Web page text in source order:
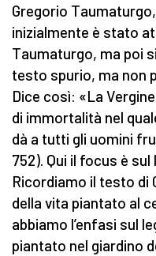
Gregorio
inizialmente è stato
Taumaturgo, ma poi
testo spurio, ma non
Dice così: «La
di immortalità nel
dà a tutti gli uomini
752). Qui il focus è
Ricordiamo il testo di
della vita piantato al
abbiamo l’enfasi sul
piantato nel giardino